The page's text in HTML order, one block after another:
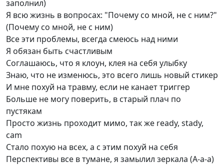
заполнил)
Я всю жизнь в вопросах: "Почему со мной, не с ним?"
(Почему со мной, не с ним)
Все эти проблемы, всегда смеюсь над ними
Я обязан быть счастливым
Соглашаюсь, что я клоун, клея на себя улыбку
Знаю, что не изменюсь, это всего лишь новый стикер
И мне похуй на травму, если не канает триггер
Больше не могу поверить, в старый плач по
пустякам
Просто жизнь проходит мимо, так же ready, stady,
cam
Стало похую на всех, а с этим похуй на себя
Перспективы все в тумане, я замылил зеркала (А-а-а)